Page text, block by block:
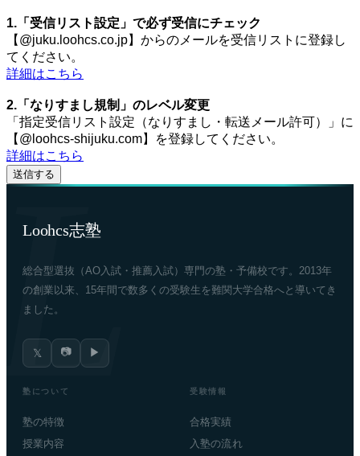
1.「受信リスト設定」で必ず受信にチェック
【@juku.loohcs.co.jp】からのメールを受信リストに登録し
てください。
詳細はこちら
2.「なりすまし規制」のレベル変更
「指定受信リスト設定（なりすまし・転送メール許可）」に
【@loohcs-shijuku.com】を登録してください。
詳細はこちら
Loohcs志塾
総合型選抜（AO入試・推薦入試）専門の塾・予備校です。2013年
の創業以来、15年間で数多くの受験生を難関大学合格へと導いてき
ました。
𝕏 📷 ▶
塾について
塾の特徴
授業内容
受験情報
合格実績
入塾の流れ